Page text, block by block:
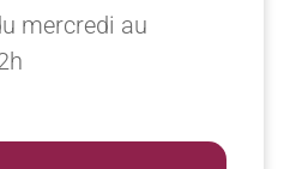
mercredi au